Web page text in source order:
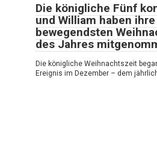
Die königliche Fünf
und William haben
bewegendsten
des Jahres
Die königliche Weihnachtszeit
Ereignis im Dezember – dem